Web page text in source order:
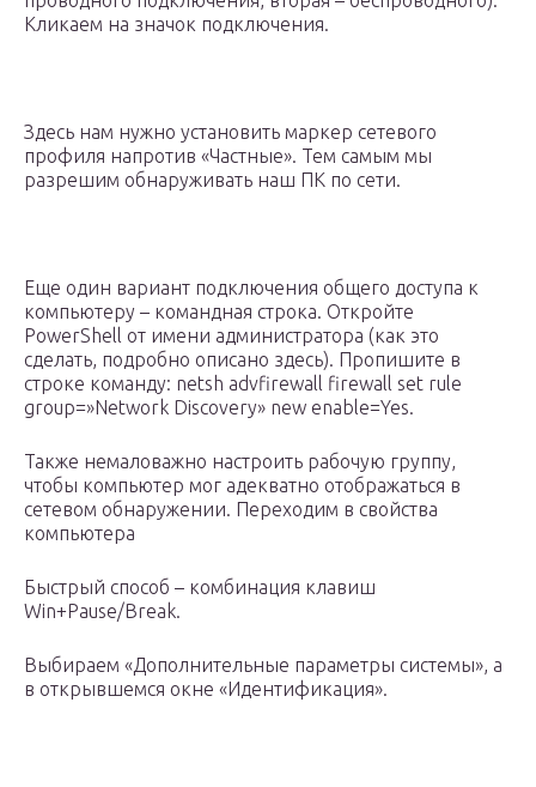
Кликаем на значок подключения.
Здесь нам нужно установить маркер сетевого
профиля напротив «Частные». Тем самым мы
разрешим обнаруживать наш ПК по сети.
Еще один вариант подключения общего доступа к
компьютеру – командная строка. Откройте
PowerShell от имени администратора (как это
сделать, подробно описано здесь). Пропишите в
строке команду: netsh advfirewall firewall set rule
group=»Network Discovery» new enable=Yes.
Также немаловажно настроить рабочую группу,
чтобы компьютер мог адекватно отображаться в
сетевом обнаружении. Переходим в свойства
компьютера
Быстрый способ – комбинация клавиш
Win+Pause/Break.
Выбираем «Дополнительные параметры системы», а
в открывшемся окне «Идентификация».